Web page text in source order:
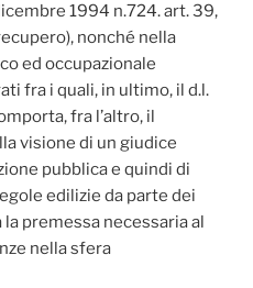
1994 n.724. art. 39,
nonché nella
ed occupazionale
fra i quali, in ultimo, il d.l.
fra l’altro, il
visione di un giudice
pubblica e quindi di
edilizie da parte dei
premessa necessaria al
nella sfera